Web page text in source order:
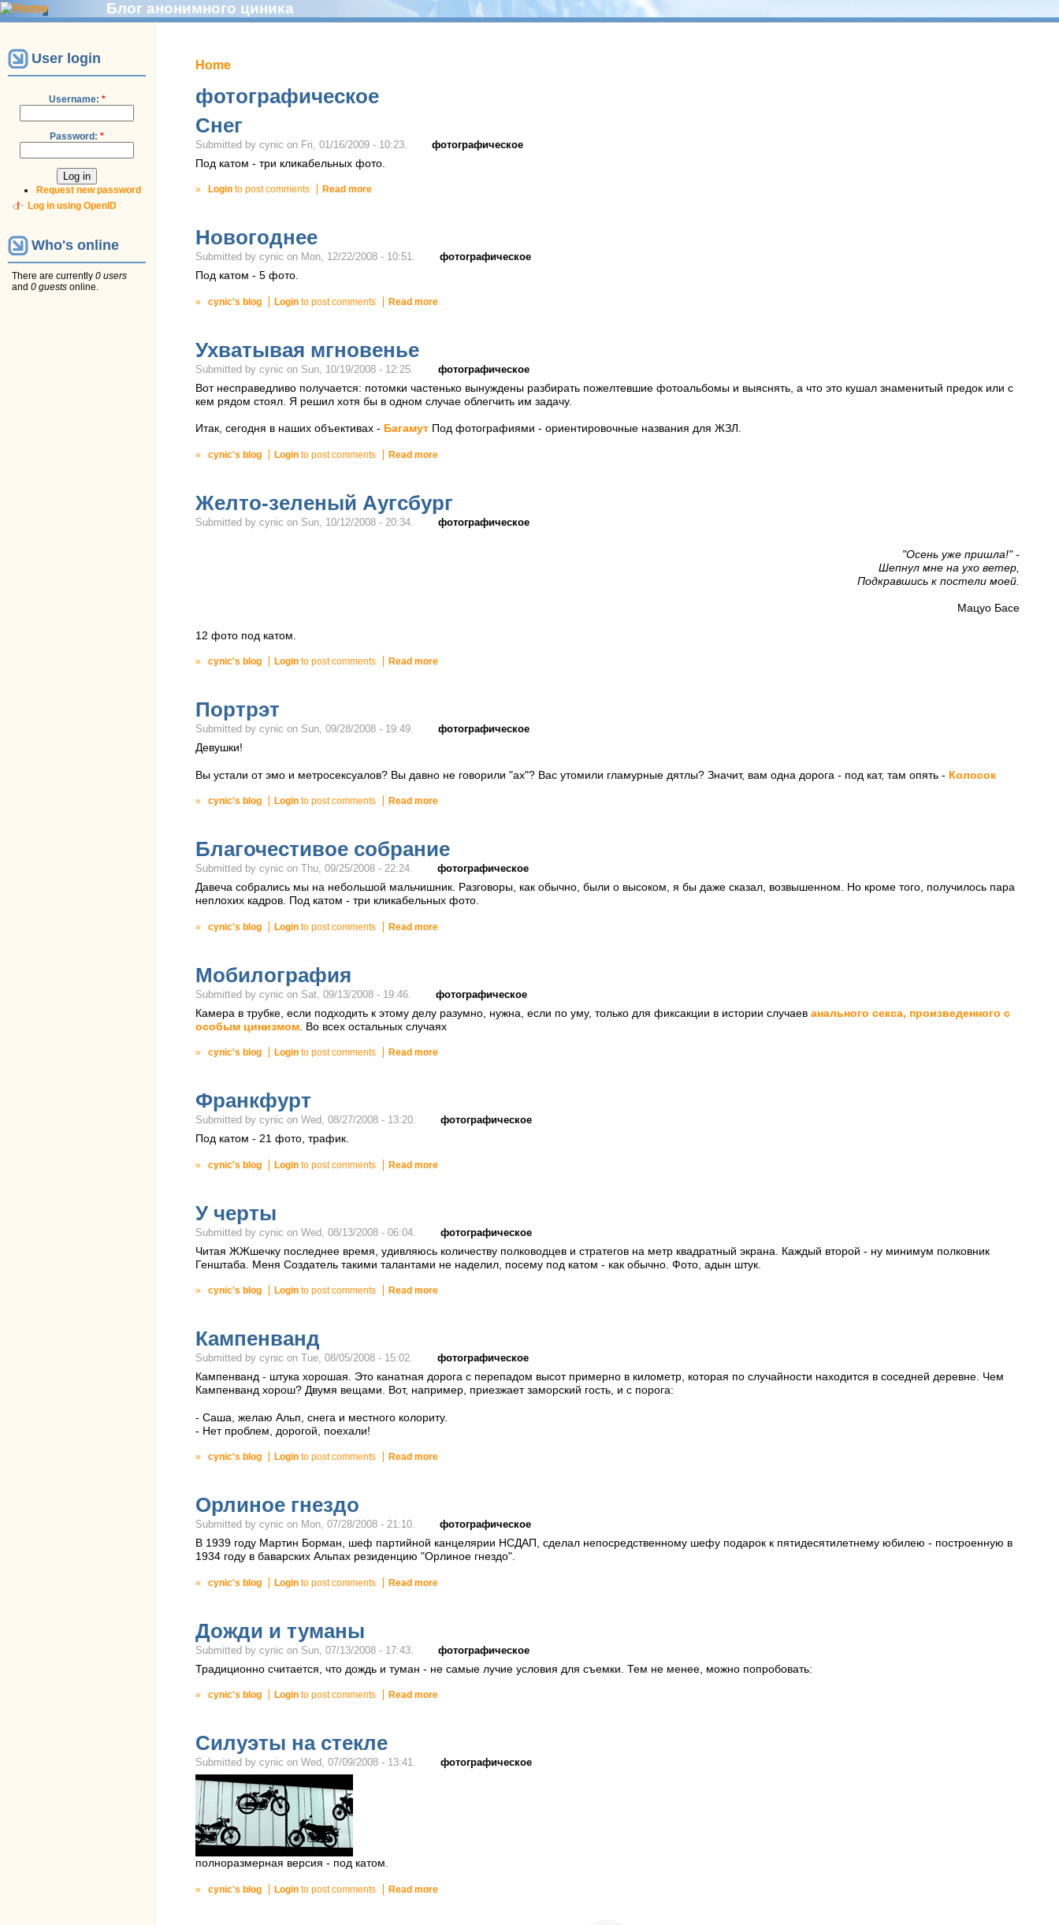
Блог анонимного циника
User login
Username: *
Password: *
Request new password
Log in using OpenID
Who's online
There are currently 0 users
and 0 guests online.
Home
фотографическое
Снег
Submitted by cynic on Fri, 01/16/2009 - 10:23.
фотографическое
Под катом - три кликабельных фото.
» Login to post comments Read more
Новогоднее
Submitted by cynic on Mon, 12/22/2008 - 10:51.
фотографическое
Под катом - 5 фото.
» cynic's blog Login to post comments Read more
Ухватывая мгновенье
Submitted by cynic on Sun, 10/19/2008 - 12:25.
фотографическое
Вот несправедливо получается: потомки частенько вынуждены разбирать пожелтевшие фотоальбомы и выяснять, а что это кушал знаменитый предок или с
кем рядом стоял. Я решил хотя бы в одном случае облегчить им задачу.
Итак, сегодня в наших объективах - Багамут Под фотографиями - ориентировочные названия для ЖЗЛ.
» cynic's blog Login to post comments Read more
Желто-зеленый Аугсбург
Submitted by cynic on Sun, 10/12/2008 - 20:34. фотографическое
"Осень уже пришла!" -
Шепнул мне на ухо ветер,
Подкравшись к постели моей.
Мацуо Басе
12 фото под катом.
» cynic's blog Login to post comments Read more
Портрэт
Submitted by cynic on Sun, 09/28/2008 - 19:49.
фотографическое
Девушки!
Вы устали от эмо и метросексуалов? Вы давно не говорили "ах"? Вас утомили гламурные дятлы? Значит, вам одна дорога - под кат, там опять - Колосок
» cynic's blog Login to post comments Read more
Благочестивое собрание
Submitted by cynic on Thu, 09/25/2008 - 22:24.
фотографическое
Давеча собрались мы на небольшой мальчишник. Разговоры, как обычно, были о высоком, я бы даже сказал, возвышенном. Но кроме того, получилось пара
неплохих кадров. Под катом - три кликабельных фото.
» cynic's blog Login to post comments Read more
Мобилография
Submitted by cynic on Sat, 09/13/2008 - 19:46.
фотографическое
Камера в трубке, если подходить к этому делу разумно, нужна, если по уму, только для фиксакции в истории случаев анального секса, произведенного с
особым цинизмом . Во всех остальных случаях
» cynic's blog Login to post comments Read more
Франкфурт
Submitted by cynic on Wed, 08/27/2008 - 13:20.
фотографическое
Под катом - 21 фото, трафик.
» cynic's blog Login to post comments Read more
У черты
Submitted by cynic on Wed, 08/13/2008 - 06:04.
фотографическое
Читая ЖЖшечку последнее время, удивляюсь количеству полководцев и стратегов на метр квадратный экрана. Каждый второй - ну минимум полковник
Генштаба. Меня Cоздатель такими талантами не наделил, посему под катом - как обычно. Фото, адын штук.
» cynic's blog Login to post comments Read more
Кампенванд
Submitted by cynic on Tue, 08/05/2008 - 15:02.
фотографическое
Кампенванд - штука хорошая. Это канатная дорога с перепадом высот примерно в километр, которая по случайности находится в соседней деревне. Чем
Кампенванд хорош? Двумя вещами. Вот, например, приезжает заморский гость, и с порога:
- Саша, желаю Альп, снега и местного колориту.
- Нет проблем, дорогой, поехали!
» cynic's blog Login to post comments Read more
Орлиное гнездо
Submitted by cynic on Mon, 07/28/2008 - 21:10.
фотографическое
В 1939 году Мартин Борман, шеф партийной канцелярии НСДАП, сделал непосредственному шефу подарок к пятидесятилетнему юбилею - построенную в
1934 году в баварских Альпах резиденцию "Орлиное гнездо".
» cynic's blog Login to post comments Read more
Дожди и туманы
Submitted by cynic on Sun, 07/13/2008 - 17:43.
фотографическое
Традиционно считается, что дождь и туман - не самые лучие условия для съемки. Тем не менее, можно попробовать:
» cynic's blog Login to post comments Read more
Силуэты на стекле
Submitted by cynic on Wed, 07/09/2008 - 13:41. фотографическое
полноразмерная версия - под катом.
» cynic's blog Login to post comments Read more